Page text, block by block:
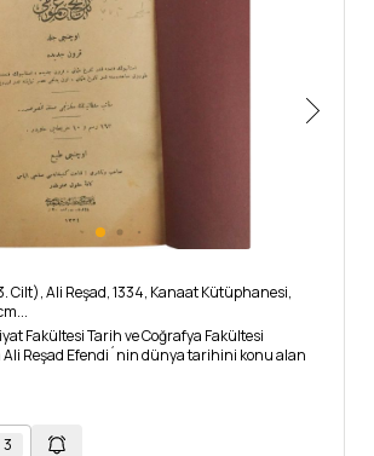
Cilt), Ali Reşad, 1334, Kanaat Kütüphanesi,
Fakültesi Tarih ve Coğrafya Fakültesi
Reşad Efendi´nin dünya tarihini konu alan
3